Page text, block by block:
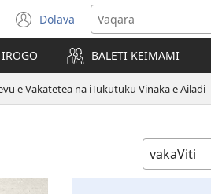
Dolava
(opens
new
window)
IROGO BALETI KEIMAMI
e Vakatetea na iTukutuku Vinaka e Ailadi